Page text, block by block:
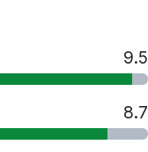
9.5
8.7